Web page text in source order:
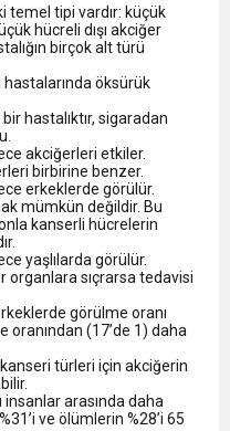
temel tipi vardır: küçük
hücreli dışı akciğer
birçok alt türü
hastalarında öksürük
hastalıktır, sigaradan
akciğerleri etkiler.
birbirine benzer.
erkeklerde görülür.
mümkün değildir. Bu
kanserli hücrelerin
yaşlılarda görülür.
organlara sıçrarsa tedavisi
görülme oranı
oranından (17’de 1) daha
türleri için akciğerin
insanlar arasında daha
ve ölümlerin %28’i 65